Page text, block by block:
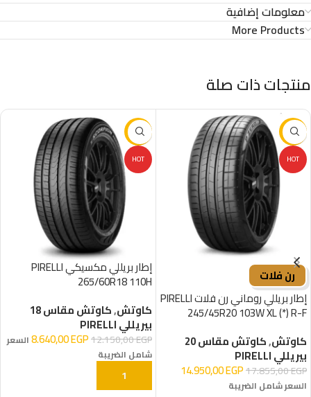
معلومات إضافية
More Products
منتجات ذات صلة
-16%
HOT
رن فلات
إطار بريللي روماني رن فلات PIRELLI
245/45R20 103W XL (*) R-F
كاوتش,كاوتش مقاس 20
بيريللي PIRELLI
17.855,00EGP
14.950,00EGP
السعر شامل الضريبة
-29%
HOT
إطار بريللي مكسيكي PIRELLI
265/60R18 110H
كاوتش,كاوتش مقاس 18
بيريللي PIRELLI
12.150,00EGP
8.640,00EGP
السعر
شامل الضريبة
إضافة إلى السلة